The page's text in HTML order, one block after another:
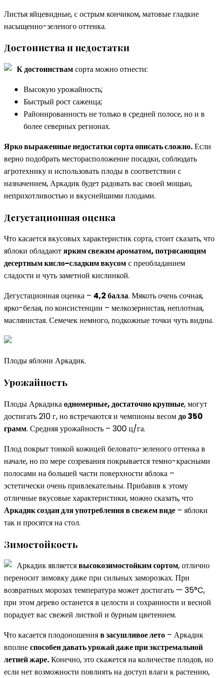
Листья яйцевидные, с острым кончиком, матовые гладкие
насыщенно-зеленого оттенка.
Достоинства и недостатки
К достоинствамсорта можно отнести:
Высокую урожайность;
Быстрый рост саженца;
Районированность не только в средней полосе, но и в
более северных регионах.
Ярко выраженные недостатки сорта описать сложно.Если
верно подобрать месторасположение посадки, соблюдать
агротехнику и использовать плоды в соответствии с
назначением, Аркадик будет радовать вас своей мощью,
неприхотливостью и вкуснейшими плодами.
Дегустационная оценка
Что касается вкусовых характеристик сорта, стоит сказать, что
яблоки обладаютярким свежим ароматом, потрясающим
десертным кисло-сладким вкусомс преобладанием
сладости и чуть заметной кислинкой.
Дегустационная оценка – 4,2 балла. Мякоть очень сочная,
ярко-белая, по консистенции – мелкозернистая, неплотная,
маслянистая. Семечек немного, подкожные точки чуть видны.
Плоды яблони Аркадик.
Урожайность
Плоды Аркадикаодномерные, достаточно крупные, могут
достигать 210 г, но встречаются и чемпионы весомдо 350
грамм. Средняя урожайность – 300 ц/га.
Плод покрыт тонкой кожицей беловато-зеленого оттенка в
начале, но по мере созревания покрывается темно-красными
полосами на большей части поверхности яблока –
эстетически очень привлекательны. Прибавив к этому
отличные вкусовые характеристики, можно сказать, что
Аркадик создан для употребления в свежем виде – яблоки
так и просятся на стол.
Зимостойкость
Аркадик являетсявысокозимостойким сортом, отлично
переносит зимовку даже при сильных заморозках. При
возвратных морозах температура может достигать — 35°C,
при этом дерево останется в целости и сохранности и весной
порадует вас свежей листвой и бурным цветением.
Что касается плодоношенияв засушливое лето – Аркадик
вполнеспособен давать урожай даже при экстремальной
летней жаре.Конечно, это скажется на количестве плодов, но
если нет возможности повлиять на доступ влаги к растению,